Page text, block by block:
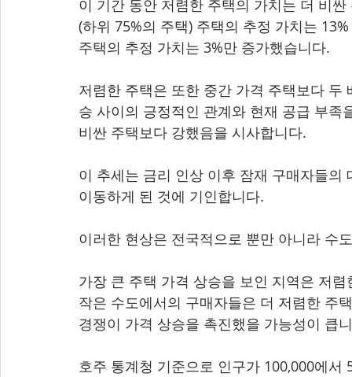
이 기간 동안 저렴한 주택의 가치는 더 비
(하위 75%의 주택) 주택의 추정 가치는
주택의 추정 가치는 3%만 증가했습니다.
저렴한 주택은 또한 중간 가격 주택보다
승 사이의 긍정적인 관계와 현재 공급 부
비싼 주택보다 강했음을 시사합니다.
이 추세는 금리 인상 이후 잠재 구매자들
이동하게 된 것에 기인합니다.
이러한 현상은 전국적으로 뿐만 아니라 수
가장 큰 주택 가격 상승을 보인 지역은 저
작은 수도에서의 구매자들은 더 저렴한 주
경쟁이 가격 상승을 촉진했을 가능성이 큽
호주 통계청 기준으로 인구가 100,000에